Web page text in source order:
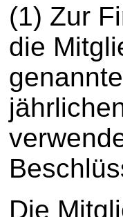
(1) Zur
die
Die